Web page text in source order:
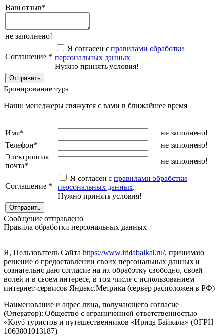
Ваш отзыв*
не заполнено!
Соглашение *
Я согласен с правилами обработки
персональных данных.
Нужно принять условия!
Бронирование тура
Наши менеджеры свяжутся с вами в ближайшее время
Имя*
не заполнено!
Телефон*
не заполнено!
Электронная
почта*
не заполнено!
Соглашение *
Я согласен с правилами обработки
персональных данных.
Нужно принять условия!
Сообщение отправлено
Правила обработки персональных данных
Я, Пользователь Сайта https://www.iridabaikal.ru/, принимаю
решение о предоставлении своих персональных данных и
сознательно даю согласие на их обработку свободно, своей
волей и в своем интересе, в том числе с использованием
интернет-сервисов Яндекс.Метрика (сервер расположен в РФ)
Наименование и адрес лица, получающего согласие
(Оператор): Общество с ограниченной ответственностью –
«Клуб туристов и путешественников «Ирида Байкала» (ОГРН
1063801013187)